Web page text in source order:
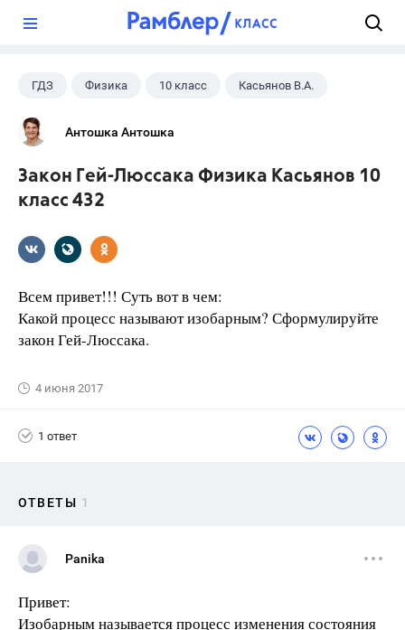
ГДЗ Физика 10 класс Касьянов В.А.
Антошка Антошка
Закон Гей-Люссака Физика Касьянов 10
класс 432
Всем привет!!! Суть вот в чем:
Какой процесс называют изобарным? Сформулируйте
закон Гей-Люссака.
4 июня 2017
1 ответ
ОТВЕТЫ 1
Panika
Привет:
Изобарным называется процесс изменения состояния